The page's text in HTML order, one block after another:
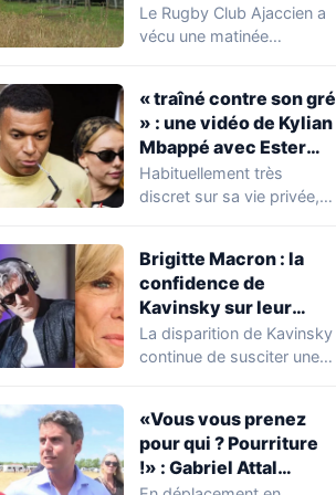
caravanes de gens du
voyage s’installer
heure
Le Rugby Club Ajaccien a
vécu une matinée
découverte d'une…
« traîné contre son gré
» : une vidéo de Kylian
Mbappé avec Ester
Expósito en Italie agite
la toile
Habituellement très
discret sur sa vie privée,
Brigitte Macron : la
confidence de
Kavinsky sur leur
relation
La disparition de Kavinsky
continue de susciter une
«Vous vous prenez
pour qui ? Pourriture
!» : Gabriel Attal